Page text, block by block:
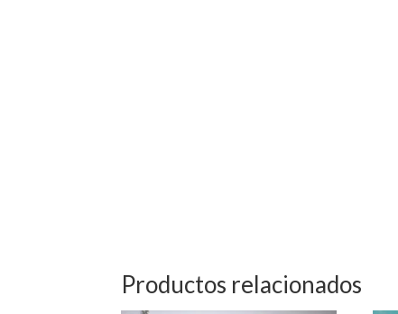
Productos relacionados